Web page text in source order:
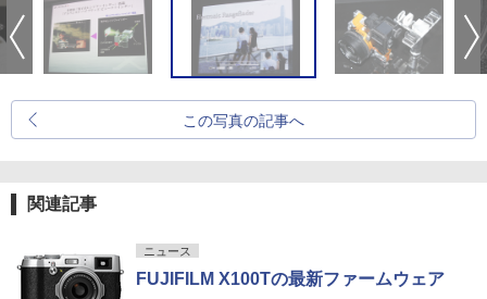
この写真の記事へ
関連記事
ニュース
FUJIFILM X100Tの最新ファームウェア